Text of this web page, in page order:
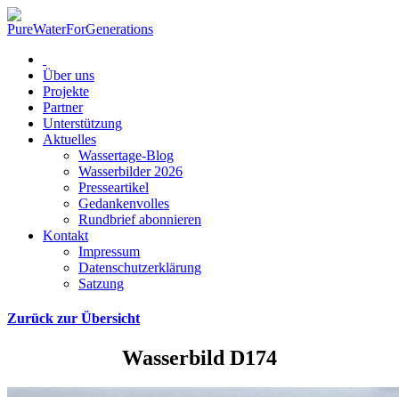
Über uns
Projekte
Partner
Unterstützung
Aktuelles
Wassertage-Blog
Wasserbilder 2026
Presseartikel
Gedankenvolles
Rundbrief abonnieren
Kontakt
Impressum
Datenschutzerklärung
Satzung
Zurück zur Übersicht
Wasserbild D174